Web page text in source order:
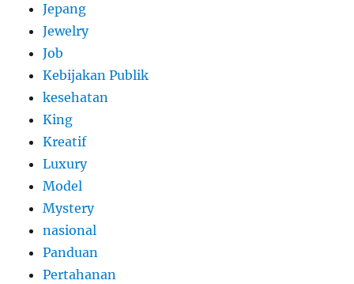
Jepang
Jewelry
Job
Kebijakan Publik
kesehatan
King
Kreatif
Luxury
Model
Mystery
nasional
Panduan
Pertahanan